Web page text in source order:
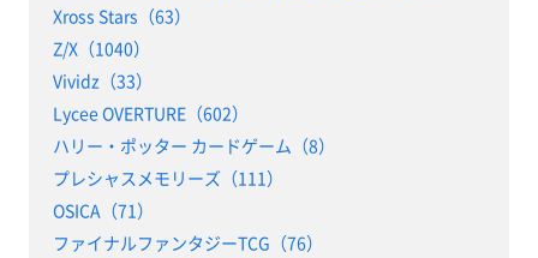
Xross Stars（63）
Z/X（1040）
Vividz（33）
Lycee OVERTURE（602）
ハリー・ポッター カードゲーム（8）
プレシャスメモリーズ（111）
OSICA（71）
ファイナルファンタジーTCG（76）